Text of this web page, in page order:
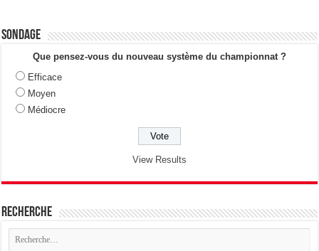
Sondage
Que pensez-vous du nouveau système du championnat ?
Efficace
Moyen
Médiocre
View Results
Recherche